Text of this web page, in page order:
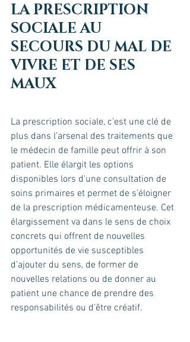
LA PRESCRIPTION
SOCIALE AU
SECOURS DU MAL DE
VIVRE ET DE SES
MAUX
La prescription sociale, c’est une clé de
plus dans l’arsenal des traitements que
le médecin de famille peut offrir à son
patient. Elle élargit les options
disponibles lors d'une consultation de
soins primaires et permet de s’éloigner
de la prescription médicamenteuse. Cet
élargissement va dans le sens de choix
concrets qui offrent de nouvelles
opportunités de vie susceptibles
d'ajouter du sens, de former de
nouvelles relations ou de donner au
patient une chance de prendre des
responsabilités ou d'être créatif.